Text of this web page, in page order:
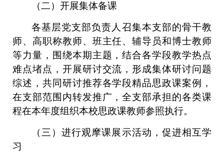
（二）开展集体备课
各基层党支部负责人召集本支部的骨干教
师、高职称教师、班主任、辅导员和博士教师
等力量，围绕本期主题，结合各学段教学热点
难点堵点，开展研讨交流，形成集体研讨问题
综述，共同研讨推荐各学段精品思政课案例，
在支部范围内转发推广，全支部承担的各类课
程在本年度组织本校思政课教师参照执行。
（三）进行观摩课展示活动，促进相互学
习